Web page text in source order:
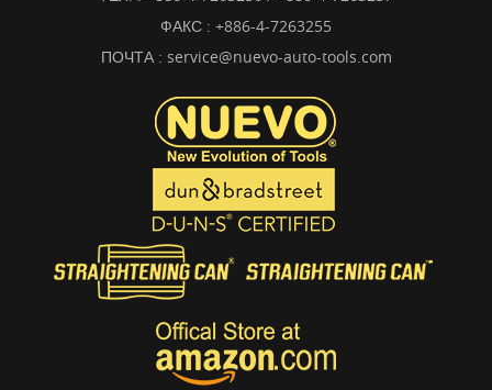
ФАКС : +886-4-7263255
ПОЧТА : service@nuevo-auto-tools.com